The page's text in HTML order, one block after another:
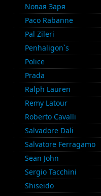
Nовая Заря
Paco Rabanne
Pal Zileri
Penhaligon`s
Police
Prada
Ralph Lauren
Remy Latour
Roberto Cavalli
Salvadore Dali
Salvatore Ferragamo
Sean John
Sergio Tacchini
Shiseido